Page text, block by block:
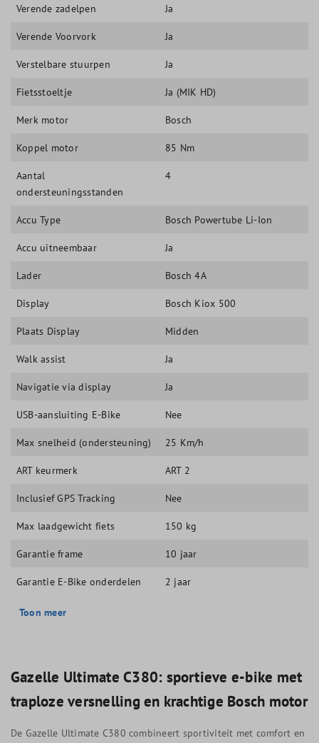
Verende zadelpen Ja
Verende Voorvork Ja
Verstelbare stuurpen Ja
Fietsstoeltje Ja (MIK HD)
Merk motor Bosch
Koppel motor 85 Nm
Aantal
ondersteuningsstanden
4
Accu Type Bosch Powertube Li-Ion
Accu uitneembaar Ja
Lader Bosch 4A
Display Bosch Kiox 500
Plaats Display Midden
Walk assist Ja
Navigatie via display Ja
USB-aansluiting E-Bike Nee
Max snelheid (ondersteuning) 25 Km/h
ART keurmerk ART 2
Inclusief GPS Tracking Nee
Max laadgewicht fiets 150 kg
Garantie frame 10 jaar
Garantie E-Bike onderdelen 2 jaar
Toon meer
Gazelle Ultimate C380: sportieve e-bike met
traploze versnelling en krachtige Bosch motor
De Gazelle Ultimate C380 combineert sportiviteit met comfort en